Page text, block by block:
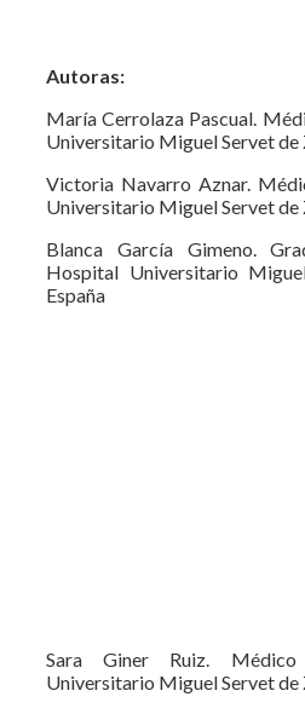
Autoras:
María Cerrolaza Pascual.
Universitario Miguel Servet de
Victoria Navarro Aznar.
Universitario Miguel Servet de
Blanca García Gimeno.
Hospital Universitario
España
Sara Giner Ruiz. Médico
Universitario Miguel Servet de